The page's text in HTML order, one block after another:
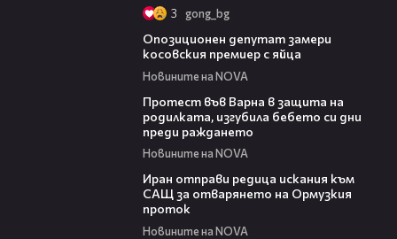
3 gong_bg
Опозиционен депутат замери
косовския премиер с яйца
Новините на NOVA
Протест във Варна в защита на
родилката, изгубила бебето си дни
преди раждането
Новините на NOVA
Иран отправи редица искания към
САЩ за отварянето на Ормузкия
проток
Новините на NOVA